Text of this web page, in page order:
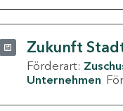
Zukunft
Förderart:
Unternehmen